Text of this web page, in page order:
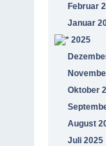
Februar
Januar
2025
Oktober
August
Juli 2025